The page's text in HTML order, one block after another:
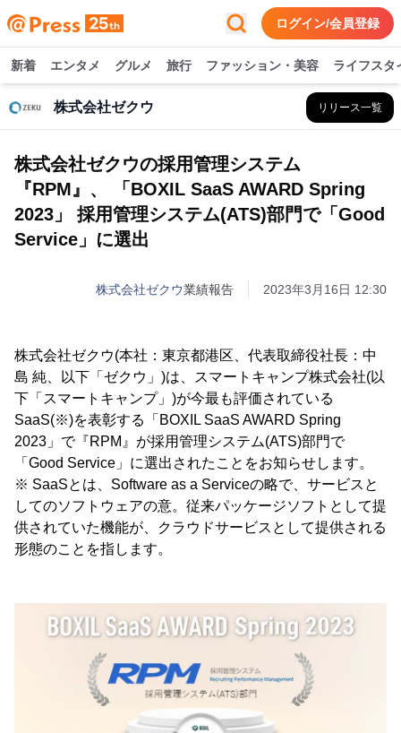
ログイン/会員登録
新着 エンタメ グルメ 旅行 ファッション・美容 ライフスタ
株式会社ゼクウ リリース一覧
株式会社ゼクウの採用管理システム
『RPM』、 「BOXIL SaaS AWARD Spring
2023」 採用管理システム(ATS)部門で「Good
Service」に選出
株式会社ゼクウ業績報告 2023年3月16日 12:30
株式会社ゼクウ(本社：東京都港区、代表取締役社長：中
島 純、以下「ゼクウ」)は、スマートキャンプ株式会社(以
下「スマートキャンプ」)が今最も評価されている
SaaS(※)を表彰する「BOXIL SaaS AWARD Spring
2023」で『RPM』が採用管理システム(ATS)部門で
「Good Service」に選出されたことをお知らせします。
※ SaaSとは、Software as a Serviceの略で、サービスと
してのソフトウェアの意。従来パッケージソフトとして提
供されていた機能が、クラウドサービスとして提供される
形態のことを指します。